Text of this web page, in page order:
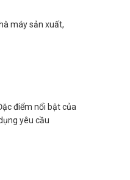
máy sản xuất,
điểm nổi bật của
yêu cầu